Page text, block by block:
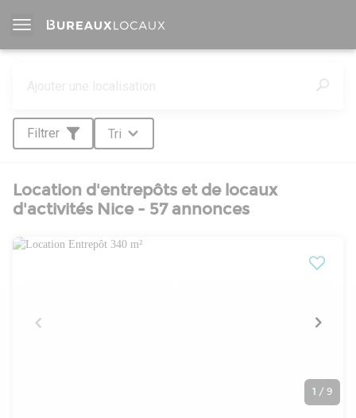
Filtrer Tri
Location d'entrepôts et de locaux
d'activités Nice - 57 annonces
1 / 9